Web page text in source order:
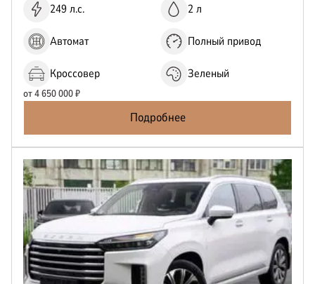
249 л.с. 2 л
Автомат Полный привод
Кроссовер Зеленый
от4 650 000₽
Подробнее